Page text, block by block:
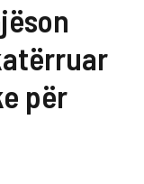
për